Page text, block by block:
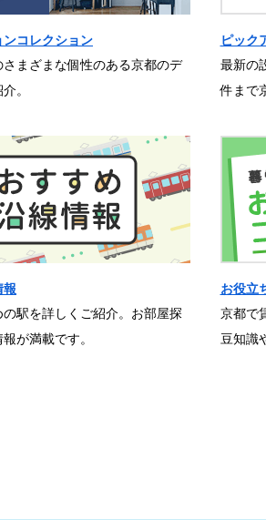
コレクション
まざまな個性のある京都のデ
。
ピック
最新の
件まで
報
駅を詳しくご紹介。お部屋探
が満載です。
お役立
京都で
豆知識